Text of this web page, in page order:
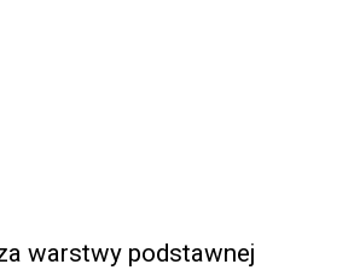
warstwy podstawnej